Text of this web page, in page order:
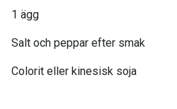
1 ägg
Salt och peppar efter smak
Colorit eller kinesisk soja